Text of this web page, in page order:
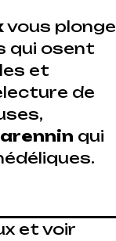
vous plonge
qui osent
et
de
qui
et voir